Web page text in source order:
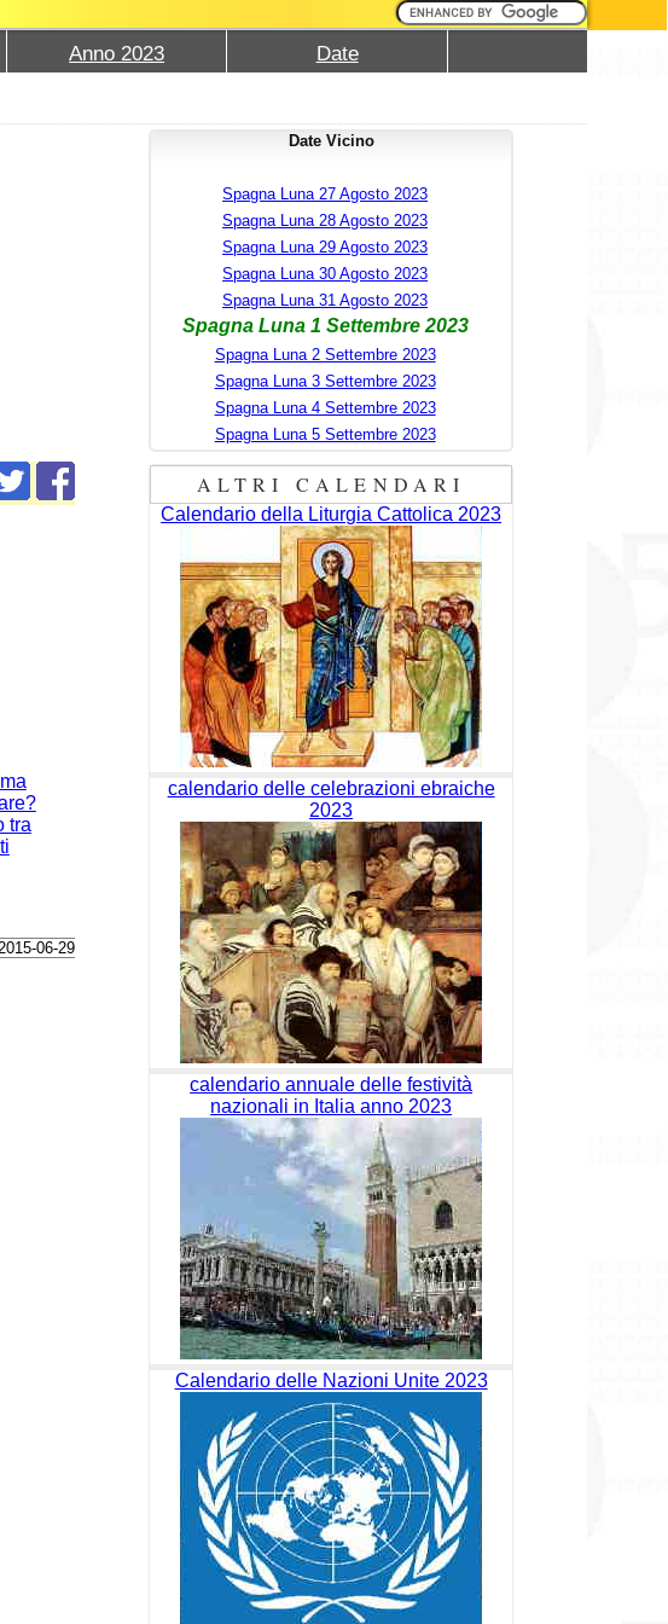
Anno 2023 Date
tra
06-29
Date Vicino
Spagna Luna 27 Agosto 2023
Spagna Luna 28 Agosto 2023
Spagna Luna 29 Agosto 2023
Spagna Luna 30 Agosto 2023
Spagna Luna 31 Agosto 2023
Spagna Luna 1 Settembre 2023
Spagna Luna 2 Settembre 2023
Spagna Luna 3 Settembre 2023
Spagna Luna 4 Settembre 2023
Spagna Luna 5 Settembre 2023
ALTRI CALENDARI
Calendario della Liturgia Cattolica 2023
calendario delle celebrazioni ebraiche
2023
calendario annuale delle festività
nazionali in Italia anno 2023
Calendario delle Nazioni Unite 2023